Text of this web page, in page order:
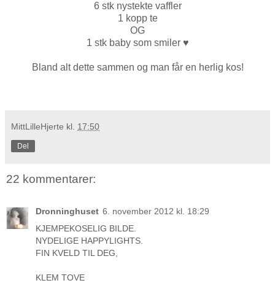
6 stk nystekte vaffler
1 kopp te
OG
1 stk baby som smiler ♥
Bland alt dette sammen og man får en herlig kos!
MittLilleHjerte kl. 17:50
Del
22 kommentarer:
Dronninghuset 6. november 2012 kl. 18:29
KJEMPEKOSELIG BILDE.
NYDELIGE HAPPYLIGHTS.
FIN KVELD TIL DEG,
KLEM TOVE